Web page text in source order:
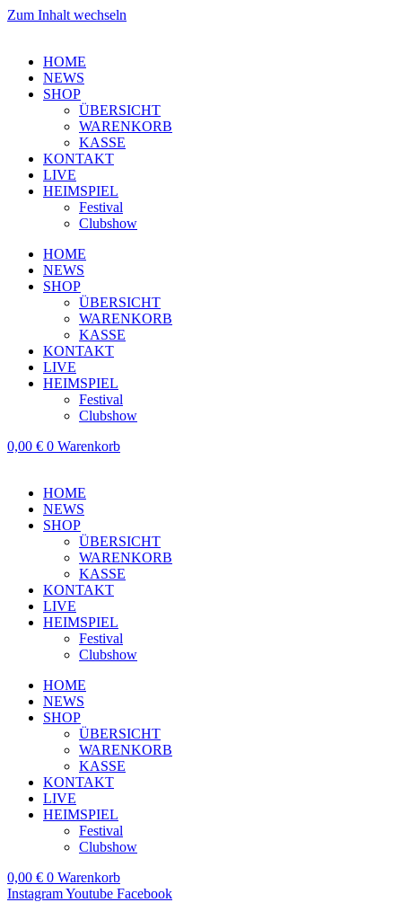
Zum Inhalt wechseln
HOME
NEWS
SHOP
ÜBERSICHT
WARENKORB
KASSE
KONTAKT
LIVE
HEIMSPIEL
Festival
Clubshow
HOME
NEWS
SHOP
ÜBERSICHT
WARENKORB
KASSE
KONTAKT
LIVE
HEIMSPIEL
Festival
Clubshow
0,00 € 0 Warenkorb
HOME
NEWS
SHOP
ÜBERSICHT
WARENKORB
KASSE
KONTAKT
LIVE
HEIMSPIEL
Festival
Clubshow
HOME
NEWS
SHOP
ÜBERSICHT
WARENKORB
KASSE
KONTAKT
LIVE
HEIMSPIEL
Festival
Clubshow
0,00 € 0 Warenkorb
InstagramYoutube Facebook